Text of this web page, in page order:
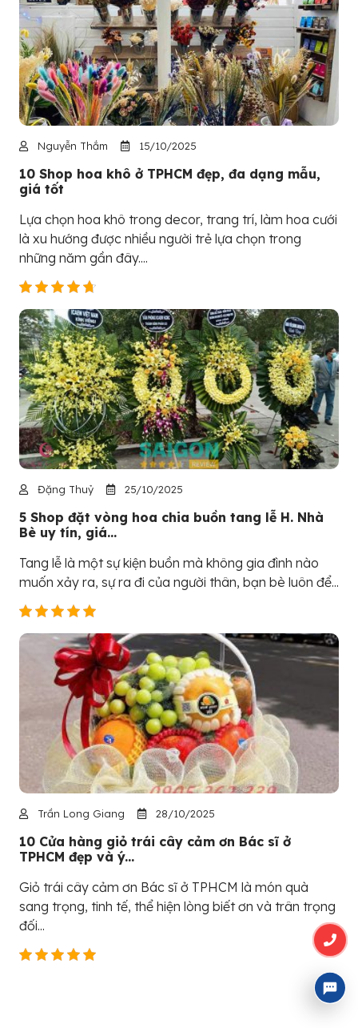
Nguyễn Thắm 15/10/2025
10 Shop hoa khô ở TPHCM đẹp, đa dạng mẫu,
giá tốt
Lựa chọn hoa khô trong decor, trang trí, làm hoa cưới
là xu hướng được nhiều người trẻ lựa chọn trong
những năm gần đây....
Đặng Thuỷ 25/10/2025
5 Shop đặt vòng hoa chia buồn tang lễ H. Nhà
Bè uy tín, giá...
Tang lễ là một sự kiện buồn mà không gia đình nào
muốn xảy ra, sự ra đi của người thân, bạn bè luôn để...
Trần Long Giang 28/10/2025
10 Cửa hàng giỏ trái cây cảm ơn Bác sĩ ở
TPHCM đẹp và ý...
Giỏ trái cây cảm ơn Bác sĩ ở TPHCM là món quà
sang trọng, tinh tế, thể hiện lòng biết ơn và trân trọng
đối...